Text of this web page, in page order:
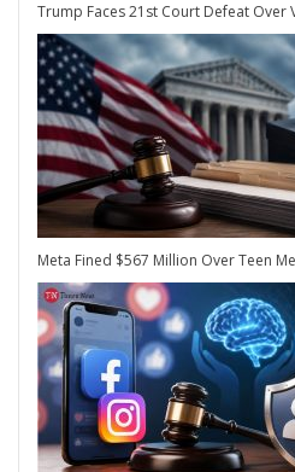
Trump Faces 21st Court Defeat Over
Meta Fined $567 Million Over Teen